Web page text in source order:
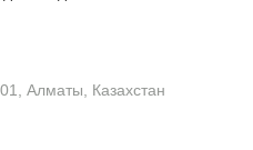
Алматы, Казахстан